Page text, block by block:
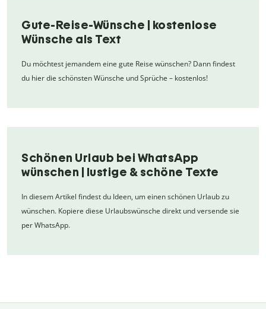
Gute-Reise-Wünsche | kostenlose
Wünsche als Text
Du möchtest jemandem eine gute Reise wünschen? Dann findest
du hier die schönsten Wünsche und Sprüche – kostenlos!
Schönen Urlaub bei WhatsApp
wünschen | lustige & schöne Texte
In diesem Artikel findest du Ideen, um einen schönen Urlaub zu
wünschen. Kopiere diese Urlaubswünsche direkt und versende sie
per WhatsApp.